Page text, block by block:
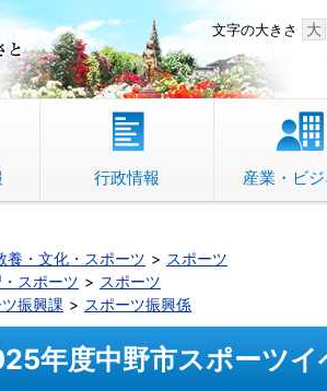
中野市 「故郷」のふるさと文字の大きさ 大
行政情報 産業・ビ
養・文化・スポーツ
スポーツ
スポーツ
スポーツ
振興課 スポーツ振興係
年度中野市スポーツ